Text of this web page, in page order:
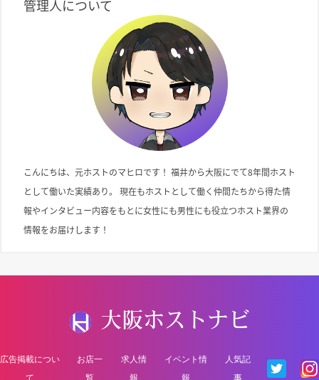
管理人について
こんにちは、元ホストのマヒロです！ 福井から大阪にでて8年間ホスト
として働いた実績あり。 現在もホストとして働く仲間たちから得た情
報やインタビュー内容をもとに女性にも男性にも役立つホスト業界の
情報をお届けします！
大阪ホストナビ
広告掲載につい
て
お店一
覧
求人情
報
イベント情
報
人気記
事